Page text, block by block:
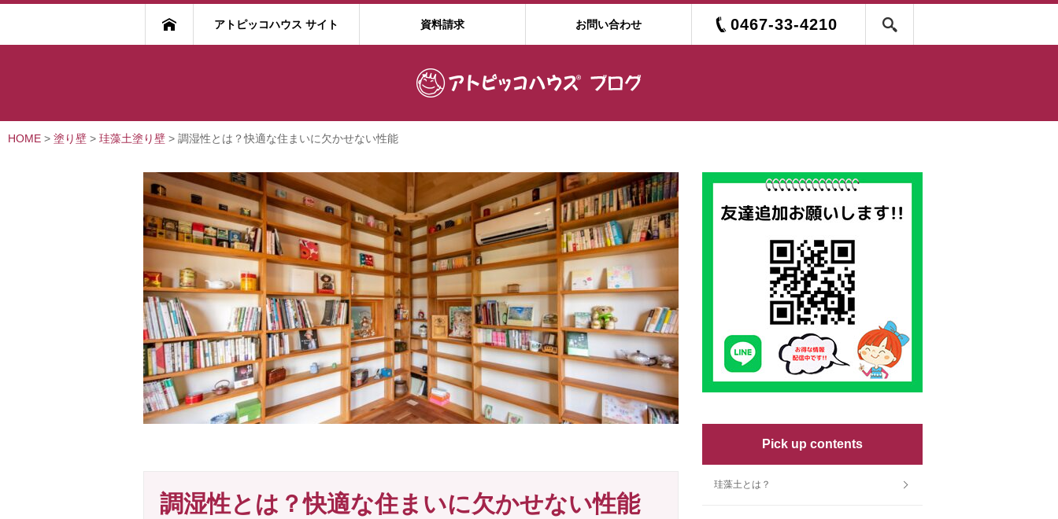
アトピッコハウス サイト 資料請求 お問い合わせ 0467-33-4210
HOME > 塗り壁 > 珪藻土塗り壁 > 調湿性とは？快適な住まいに欠かせない性能
調湿性とは？快適な住まいに欠かせない性能
Pick up contents
珪藻土とは？